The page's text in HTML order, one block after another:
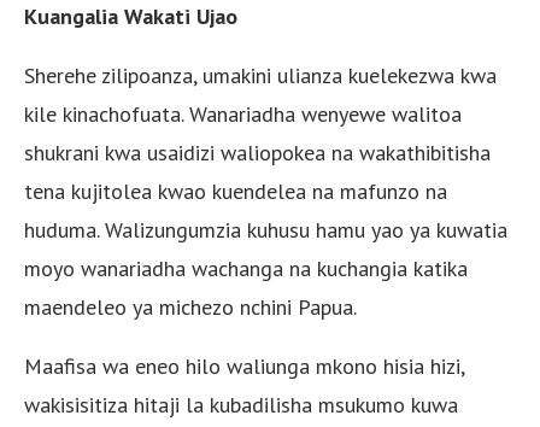
Kuangalia Wakati Ujao
Sherehe zilipoanza, umakini ulianza kuelekezwa kwa
kile kinachofuata. Wanariadha wenyewe walitoa
shukrani kwa usaidizi waliopokea na wakathibitisha
tena kujitolea kwao kuendelea na mafunzo na
huduma. Walizungumzia kuhusu hamu yao ya kuwatia
moyo wanariadha wachanga na kuchangia katika
maendeleo ya michezo nchini Papua.
Maafisa wa eneo hilo waliunga mkono hisia hizi,
wakisisitiza hitaji la kubadilisha msukumo kuwa